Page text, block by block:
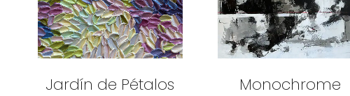
Jardín de Pétalos
Monochrome